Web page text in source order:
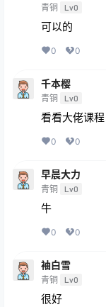
青铜 Lv0
可以的
0 0
千本樱
青铜 Lv0
看看大佬课程
0 0
早晨大力
青铜 Lv0
牛
0 0
袖白雪
青铜 Lv0
很好